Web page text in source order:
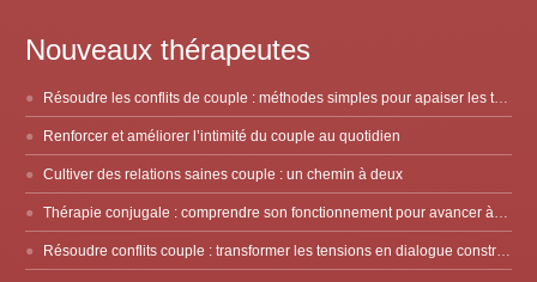
Nouveaux thérapeutes
Résoudre les conflits de couple : méthodes simples pour apaiser les tensions
Renforcer et améliorer l’intimité du couple au quotidien
Cultiver des relations saines couple : un chemin à deux
Thérapie conjugale : comprendre son fonctionnement pour avancer à deux
Résoudre conflits couple : transformer les tensions en dialogue constructif